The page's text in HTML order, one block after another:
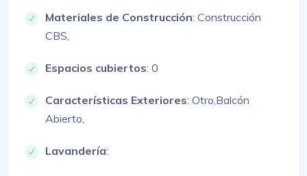
Materiales de Construcción: Construcción
CBS,
Espacios cubiertos: 0
Características Exteriores: Otro,Balcón
Abierto,
Lavandería: